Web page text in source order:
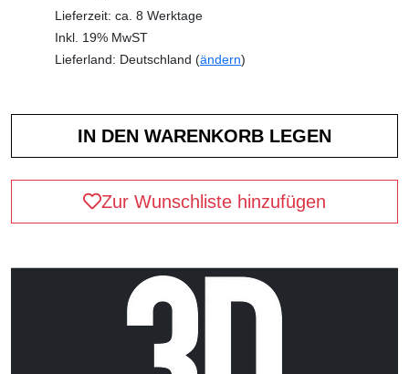
Lieferzeit: ca. 8 Werktage
Inkl. 19% MwST
Lieferland: Deutschland (ändern)
Zur Wunschliste hinzufügen